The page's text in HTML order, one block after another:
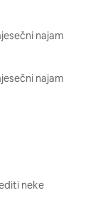
najam
najam
neke